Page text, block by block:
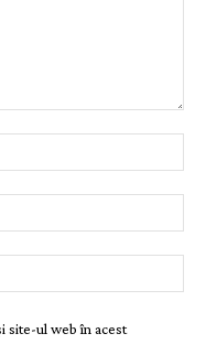
site-ul web în acest